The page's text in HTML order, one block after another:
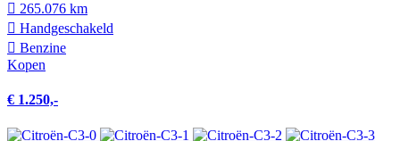
265.076 km
Hand­geschakeld
Benzine
Kopen
€ 1.250,-